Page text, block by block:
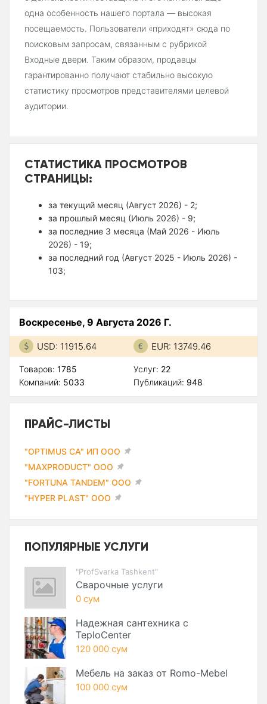
одна особенность нашего портала — высокая
посещаемость. Пользователи «приходят» сюда по
поисковым запросам, связанным с рубрикой
Входные двери. Таким образом, продавцы
гарантированно получают стабильно высокую
статистику просмотров представителями целевой
аудитории.
СТАТИСТИКА ПРОСМОТРОВ
СТРАНИЦЫ:
за текущий месяц (Август 2026) - 2;
за прошлый месяц (Июль 2026) - 9;
за последние 3 месяца (Май 2026 - Июль
2026) - 19;
за последний год (Август 2025 - Июль 2026) -
103;
Воскресенье, 9 Августа 2026 Г.
USD: 11915.64 EUR: 13749.46
Товаров: 1785
Компаний: 5033
Услуг: 22
Публикаций: 948
ПРАЙС-ЛИСТЫ
"OPTIMUS CA" ИП ООО
"MAXPRODUCT" ООО
"FORTUNA TANDEM" ООО
"HYPER PLAST" ООО
ПОПУЛЯРНЫЕ УСЛУГИ
"ProfSvarka Tashkent"
Сварочные услуги
0 сум
Надежная сантехника с
TeploCenter
120 000 сум
Мебель на заказ от Romo-Mebel
100 000 сум